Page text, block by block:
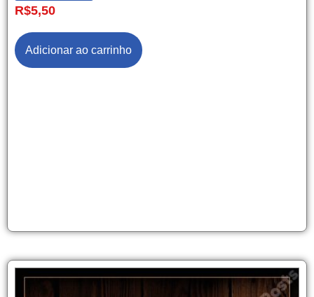
R$5,50
Adicionar ao carrinho